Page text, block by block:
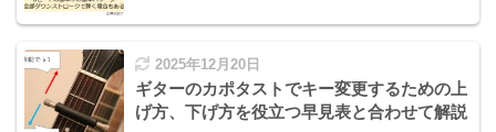
2025年12月20日
ギターのカポタストでキー変更するための上
げ方、下げ方を役立つ早見表と合わせて解説